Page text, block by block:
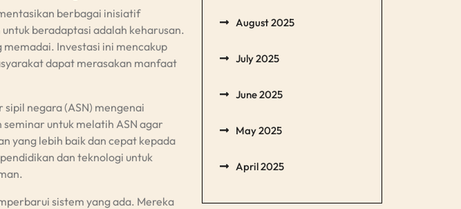
berbagai inisiatif
beradaptasi adalah keharusan.
Investasi ini mencakup
dapat merasakan manfaat
negara (ASN) mengenai
untuk melatih ASN agar
yang lebih baik dan cepat kepada
dan teknologi untuk
sistem yang ada. Mereka
August 2025
July 2025
June 2025
May 2025
April 2025